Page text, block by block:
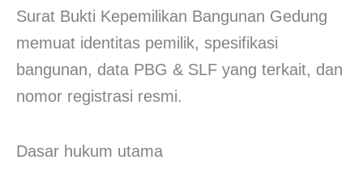
Surat Bukti Kepemilikan Bangunan Gedung
memuat identitas pemilik, spesifikasi
bangunan, data PBG & SLF yang terkait, dan
nomor registrasi resmi.
Dasar hukum utama